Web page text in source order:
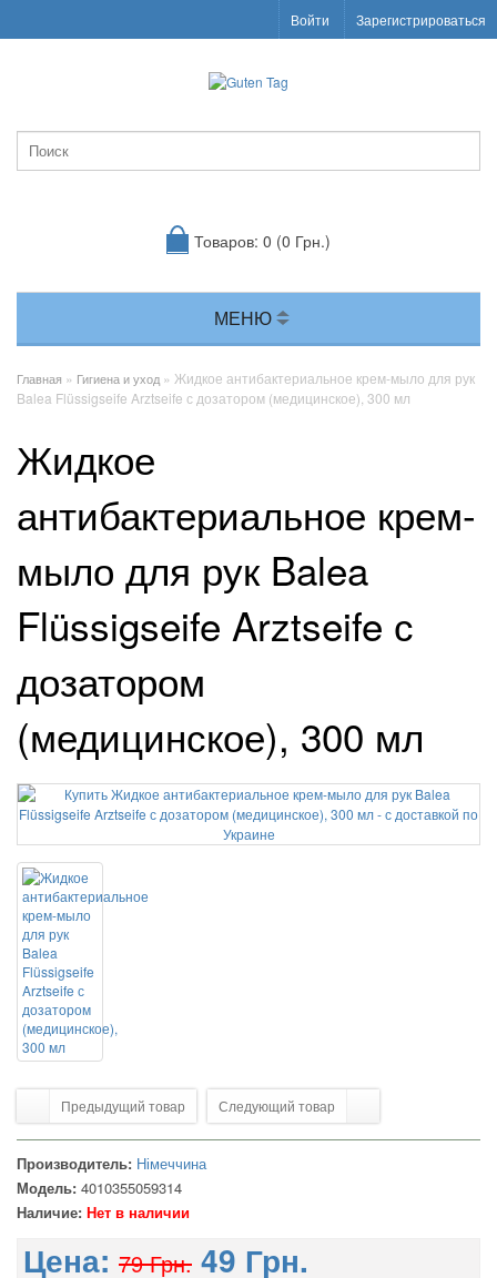
Войти Зарегистрироваться
Товаров: 0 (0 Грн.)
МЕНЮ
Главная » Гигиена и уход » Жидкое антибактериальное крем-мыло для рук
Balea Flüssigseife Arztseife с дозатором (медицинское), 300 мл
Жидкое
антибактериальное крем-
мыло для рук Balea
Flüssigseife Arztseife с
дозатором
(медицинское), 300 мл
Предыдущий товар Следующий товар
Производитель: Німеччина
Модель: 4010355059314
Наличие: Нет в наличии
Цена: 79 Грн. 49 Грн.